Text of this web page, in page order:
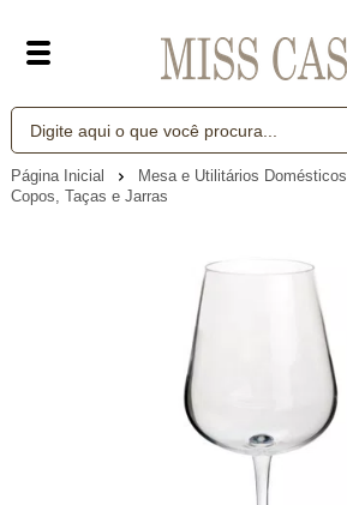
Página Inicial
Mesa e Utilitários Domésticos
Copos, Taças e Jarras